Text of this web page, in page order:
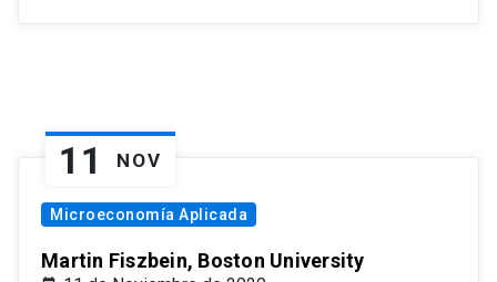
11 NOV
Microeconomía Aplicada
Martin Fiszbein, Boston University